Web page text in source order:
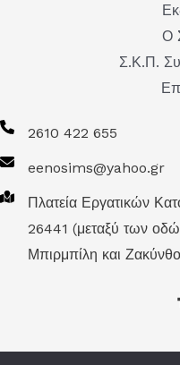
Ο
Σ.Κ.Π.
2610 422 655
eenosims@yahoo.gr
Πλατεία Εργατικών
26441 (μεταξύ των
Μπιρμπίλη και